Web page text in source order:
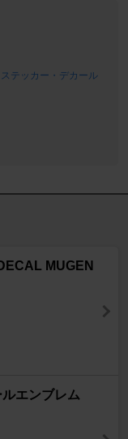
ステッカー・デカール
MUGEN
エンブレム